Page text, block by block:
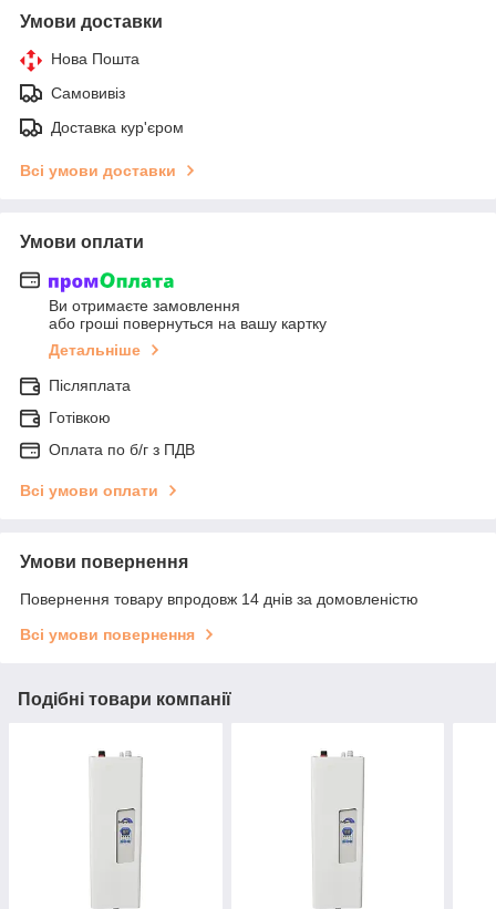
Умови доставки
Нова Пошта
Самовивіз
Доставка кур'єром
Всі умови доставки
Умови оплати
Ви отримаєте замовлення
або гроші повернуться на вашу картку
Детальніше
Післяплата
Готівкою
Оплата по б/г з ПДВ
Всі умови оплати
Умови повернення
Повернення товару впродовж 14 днів за домовленістю
Всі умови повернення
Подібні товари компанії